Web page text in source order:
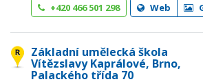
+420 466 501 298 Web
Základní umělecká škola
Vítězslavy Kaprálové, Brno,
Palackého třída 70